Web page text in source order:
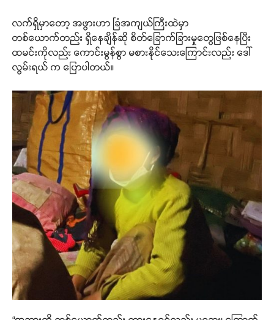
လက်ရှိမှာတော့ အဖွားဟာ ခြံအကျယ်ကြီးထဲမှာ
တစ်ယောက်တည်း ရှိနေချိန်ဆို စိတ်ခြောက်ခြားမှုတွေဖြစ်နေပြီး
ထမင်းကိုလည်း ကောင်းမွန်စွာ မစားနိုင်သေးကြောင်းလည်း ဒေါ်
လွမ်းရယ် က ပြောပါတယ်။